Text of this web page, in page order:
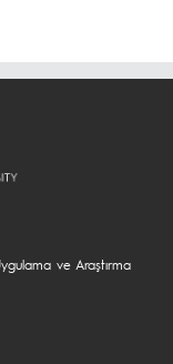
ve Araştırma